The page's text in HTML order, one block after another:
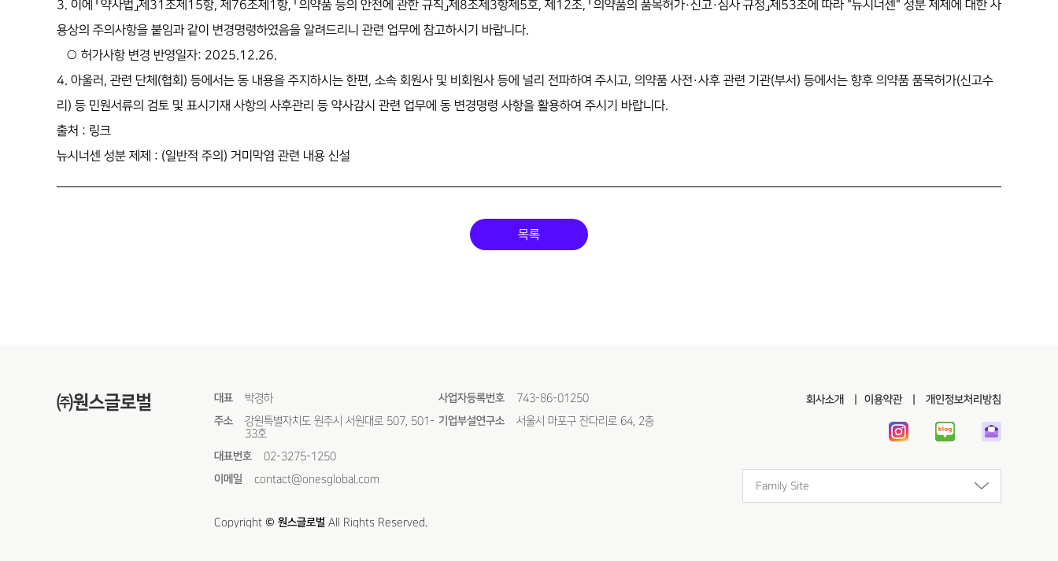
3. 이에 「약사법」제31조제15항, 제76조제1항, 「의약품 등의 안전에 관한 규칙」제8조제3항제5호, 제12조, 「의약품의 품목허가·신고·심사 규정」제53조에 따라 "뉴시너센" 성분 제제에 대한 사
용상의 주의사항을 붙임과 같이 변경명령하였음을 알려드리니 관련 업무에 참고하시기 바랍니다.
○ 허가사항 변경 반영일자: 2025.12.26.
4. 아울러, 관련 단체(협회) 등에서는 동 내용을 주지하시는 한편, 소속 회원사 및 비회원사 등에 널리 전파하여 주시고, 의약품 사전·사후 관련 기관(부서) 등에서는 향후 의약품 품목허가(신고수
리) 등 민원서류의 검토 및 표시기재 사항의 사후관리 등 약사감시 관련 업무에 동 변경명령 사항을 활용하여 주시기 바랍니다.
출처 : 링크
뉴시너센 성분 제제 : (일반적 주의) 거미막염 관련 내용 신설
목록
㈜원스글로벌 대표 박경하 사업자등록번호
743-86-01250
주소
강원특별자치도 원주시 서원대로 507, 501-
33호
기업부설연구소 서울시 마포구 잔다리로 64, 2층
대표번호
02-3275-1250
이메일
contact@onesglobal.com
Copyright © 원스글로벌 All Rights Reserved.
회사소개 이용약관 개인정보처리방침